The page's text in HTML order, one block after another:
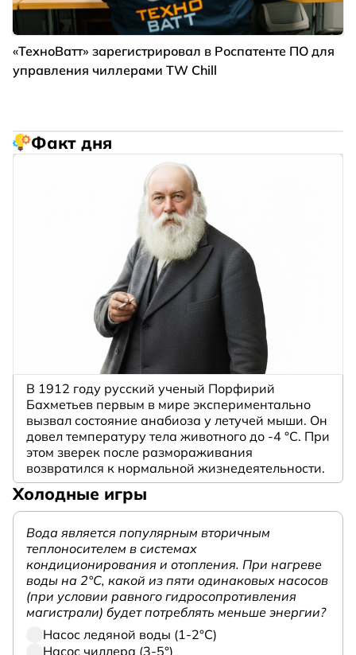
«ТехноВатт» зарегистрировал в Роспатенте ПО для
управления чиллерами TW Chill
Факт дня
В 1912 году русский ученый Порфирий
Бахметьев первым в мире экспериментально
вызвал состояние анабиоза у летучей мыши. Он
довел температуру тела животного до -4 °C. При
этом зверек после размораживания
возвратился к нормальной жизнедеятельности.
Холодные игры
Вода является популярным вторичным
теплоносителем в системах
кондиционирования и отопления. При нагреве
воды на 2°С, какой из пяти одинаковых насосов
(при условии равного гидросопротивления
магистрали) будет потреблять меньше энергии?
Насос ледяной воды (1-2°С)
Насос чиллера (3-5°)